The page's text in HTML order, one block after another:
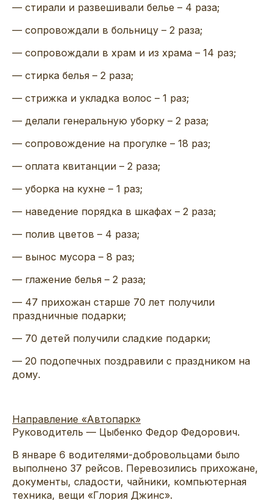
— стирали и развешивали белье – 4 раза;
— сопровождали в больницу – 2 раза;
— сопровождали в храм и из храма – 14 раз;
— стирка белья – 2 раза;
— стрижка и укладка волос – 1 раз;
— делали генеральную уборку – 2 раза;
— сопровождение на прогулке – 18 раз;
— оплата квитанции – 2 раза;
— уборка на кухне – 1 раз;
— наведение порядка в шкафах – 2 раза;
— полив цветов – 4 раза;
— вынос мусора – 8 раз;
— глажение белья – 2 раза;
— 47 прихожан старше 70 лет получили
праздничные подарки;
— 70 детей получили сладкие подарки;
— 20 подопечных поздравили с праздником на
дому.
Направление «Автопарк»
Руководитель — Цыбенко Федор Федорович.
В январе 6 водителями-добровольцами было
выполнено 37 рейсов. Перевозились прихожане,
документы, сладости, чайники, компьютерная
техника, вещи «Глория Джинс».